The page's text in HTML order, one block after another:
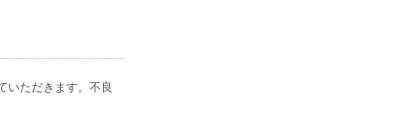
いただきます。不良